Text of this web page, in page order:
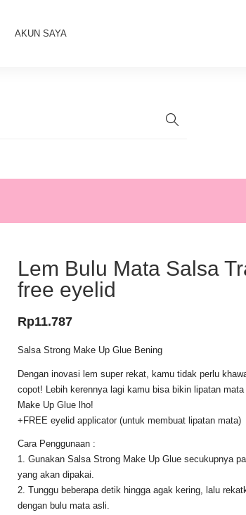
AKUN SAYA
Lem Bulu Mata Salsa
free eyelid
Rp11.787
Salsa Strong Make Up Glue Bening
Dengan inovasi lem super rekat, kamu tidak perlu
copot! Lebih kerennya lagi kamu bisa bikin lipatan
Make Up Glue lho!
+FREE eyelid applicator (untuk membuat lipatan mata)
Cara Penggunaan :
1. Gunakan Salsa Strong Make Up Glue secukupnya
yang akan dipakai.
2. Tunggu beberapa detik hingga agak kering, lalu
dengan bulu mata asli.